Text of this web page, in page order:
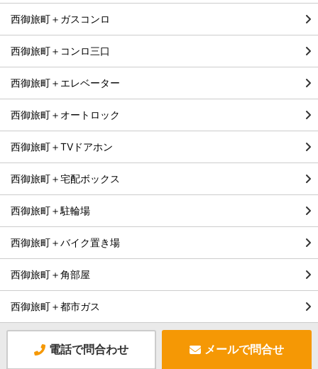
西御旅町＋ガスコンロ
西御旅町＋コンロ三口
西御旅町＋エレベーター
西御旅町＋オートロック
西御旅町＋TVドアホン
西御旅町＋宅配ボックス
西御旅町＋駐輪場
西御旅町＋バイク置き場
西御旅町＋角部屋
西御旅町＋都市ガス
電話で問合わせ メールで問合せ